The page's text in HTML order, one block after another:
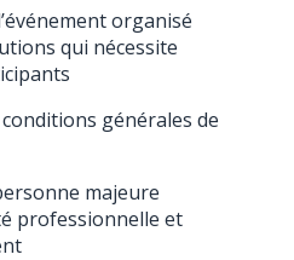
organisé
qui nécessite
générales de
majeure
professionnelle et